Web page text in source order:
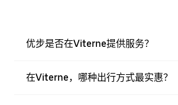
优步是否在Viterne提供服务？
在Viterne，哪种出行方式最实惠？